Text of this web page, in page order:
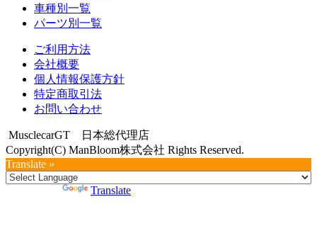
車種別一覧
パーツ別一覧
ご利用方法
会社概要
個人情報保護方針
特定商取引法
お問い合わせ
MusclecarGT 日本総代理店
Copyright(C) ManBloom株式会社 Rights Reserved.
Translate »
Translate